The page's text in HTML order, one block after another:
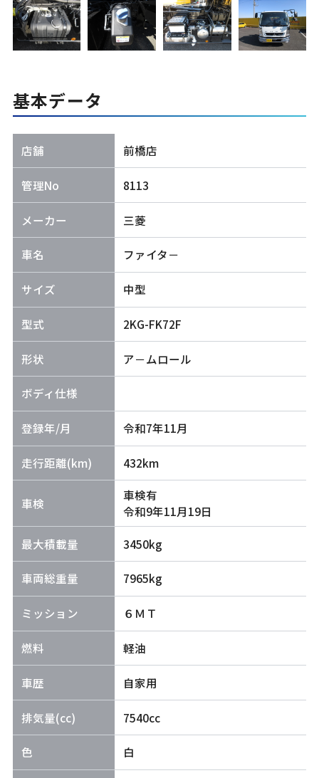
基本データ
店舗 前橋店
管理No 8113
メーカー 三菱
車名 ファイタ－
サイズ 中型
型式 2KG-FK72F
形状 ア－ムロール
ボディ仕様
登録年/月 令和7年11月
走行距離(km) 432km
車検
車検有
令和9年11月19日
最大積載量 3450kg
車両総重量 7965kg
ミッション ６ＭＴ
燃料 軽油
車歴 自家用
排気量(cc) 7540cc
色 白